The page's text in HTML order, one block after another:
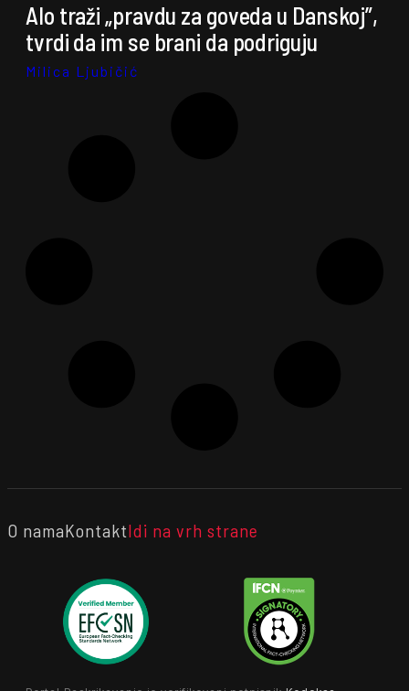
Alo traži „pravdu za goveda u Danskoj”,
tvrdi da im se brani da podriguju
Milica Ljubičić
O namaKontaktIdi na vrh strane